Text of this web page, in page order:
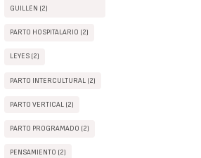
GUILLÉN (2)
PARTO HOSPITALARIO (2)
LEYES (2)
PARTO INTERCULTURAL (2)
PARTO VERTICAL (2)
PARTO PROGRAMADO (2)
PENSAMIENTO (2)